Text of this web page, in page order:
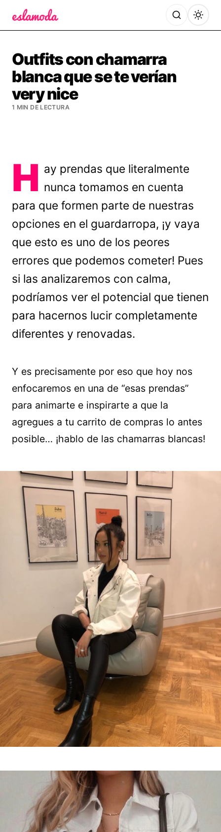
Outfits con chamarra
blanca que se te verían
very nice
1 MIN DE LECTURA
H ay prendas que literalmente
nunca tomamos en cuenta
para que formen parte de nuestras
opciones en el guardarropa, ¡y vaya
que esto es uno de los peores
errores que podemos cometer! Pues
si las analizaremos con calma,
podríamos ver el potencial que tienen
para hacernos lucir completamente
diferentes y renovadas.
Y es precisamente por eso que hoy nos
enfocaremos en una de “esas prendas”
para animarte e inspirarte a que la
agregues a tu carrito de compras lo antes
posible… ¡hablo de las chamarras blancas!